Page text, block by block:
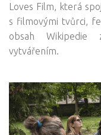
Loves Film, která
s filmovými tvůrci,
obsah Wikipedie
vytvářením.